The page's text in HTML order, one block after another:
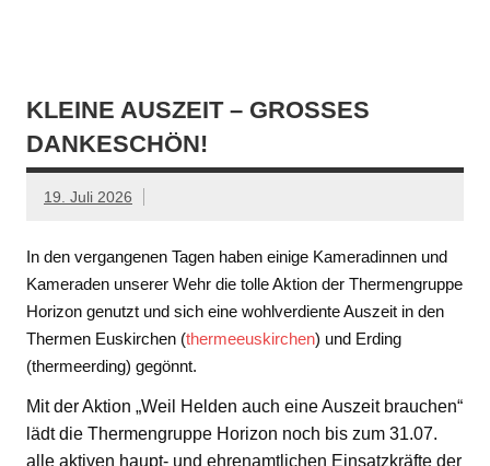
KLEINE AUSZEIT – GROSSES D
ANKESCHÖN!
19. Juli 2026
In den vergangenen Tagen haben einige Kameradinnen und
Kameraden unserer Wehr die tolle Aktion der Thermengruppe
Horizon genutzt und sich eine wohlverdiente Auszeit in den
Thermen Euskirchen (thermeeuskirchen) und Erding
(thermeerding) gegönnt.
Mit der Aktion „Weil Helden auch eine Auszeit brauchen“
lädt die Thermengruppe Horizon noch bis zum 31.07.
alle aktiven haupt- und ehrenamtlichen Einsatzkräfte der